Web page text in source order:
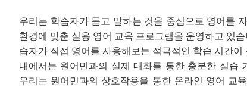
우리는 학습자가 듣고 말하는 것을 중심으로 영어를
환경에 맞춘 실용 영어 교육 프로그램을 운영하고 있
습자가 직접 영어를 사용해보는 적극적인 학습 시간
내에서는 원어민과의 실제 대화를 통한 충분한 실습
우리는 원어민과의 상호작용을 통한 온라인 영어 교